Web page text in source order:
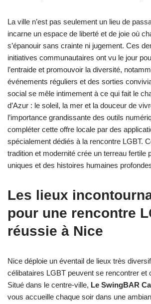
La ville n’est pas seulement un lieu de
incarne un espace de liberté et de joie où
s’épanouir sans crainte ni jugement. Ces
initiatives communautaires ont vu le jour
l’entraide et promouvoir la diversité,
événements réguliers et des sorties
social se mêle intimement à ce qui fait le
d’Azur : le soleil, la mer et la douceur de
l’importance grandissante des outils
compléter cette offre locale par des
spécialement dédiés à la rencontre LGBT.
tradition et modernité crée un terreau fertile
uniques et des histoires humaines
Les lieux
pour une rencontre
réussie à Nice
Nice déploie un éventail de lieux très
célibataires LGBT peuvent se rencontrer et
Situé dans le centre-ville, Le SwingBAR
vous accueille chaque soir dans une